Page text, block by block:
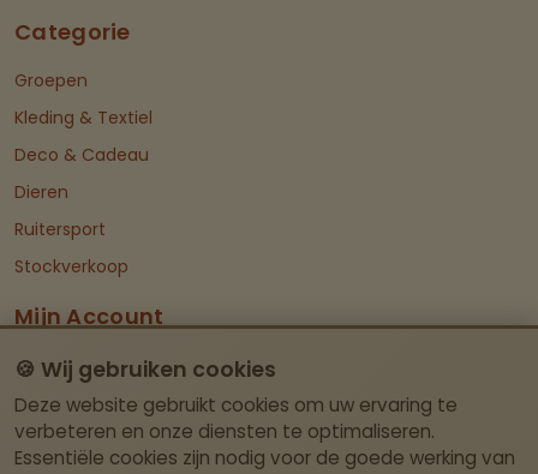
Categorie
Groepen
Kleding & Textiel
Deco & Cadeau
Dieren
Ruitersport
Stockverkoop
Mijn Account
Dashboard
Contact Info
Itegemseweg 81, BE-2222 Wiekevorst (Heist-
🍪 Wij gebruiken cookies
Deze website gebruikt cookies om uw ervaring te
verbeteren en onze diensten te optimaliseren.
Essentiële cookies zijn nodig voor de goede werking van